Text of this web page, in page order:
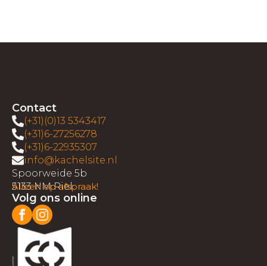
Contact
(+31)(0)13 5343417
(+31)6-27256278
(+31)6-22935307
info@kachelsite.nl
Spoorweide 5b
5133 NM Riel
Alleen op afspraak!
Volg ons online